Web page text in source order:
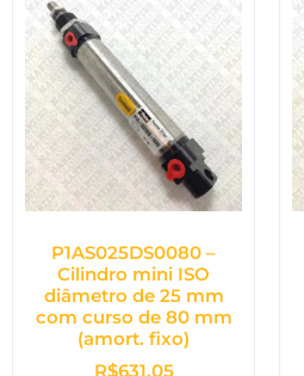
P1AS025DS0080 –
Cilindro mini ISO
diâmetro de 25 mm
com curso de 80 mm
(amort. fixo)
R$631,05